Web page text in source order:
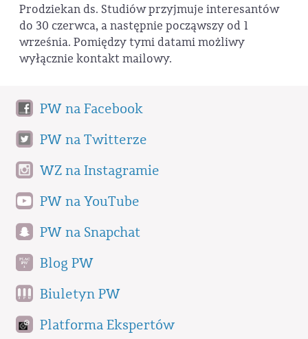
Prodziekan ds. Studiów przyjmuje interesantów
do 30 czerwca, a następnie począwszy od 1
września. Pomiędzy tymi datami możliwy
wyłącznie kontakt mailowy.
PW na Facebook
PW na Twitterze
WZ na Instagramie
PW na YouTube
PW na Snapchat
Blog PW
Biuletyn PW
Platforma Ekspertów